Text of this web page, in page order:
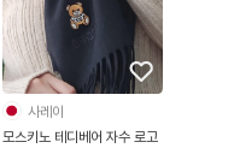
사레이
모스키노 테디베어 자수 로고